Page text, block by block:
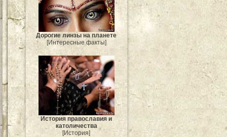
Дорогие линзы на планете
[Интересные факты]
История православия и
католичества
[История]